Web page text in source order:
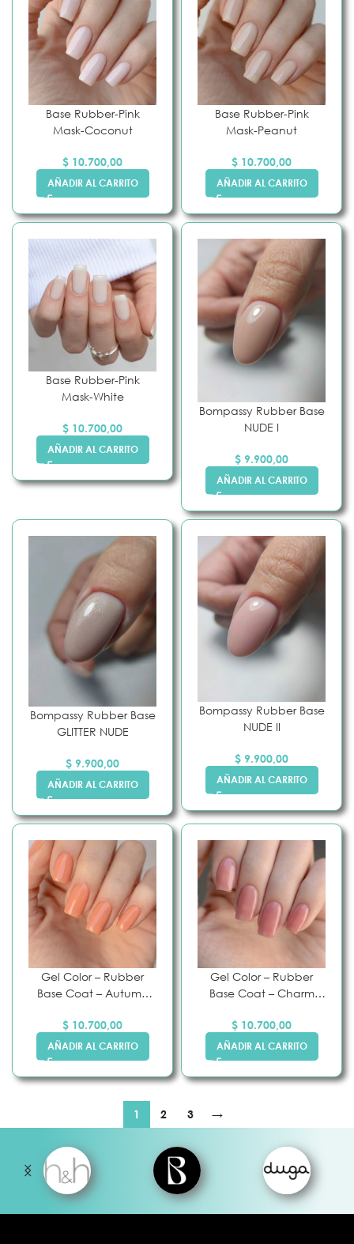
Base Rubber-Pink
Mask-Coconut
$ 10.700,00
AÑADIR AL CARRITO
Base Rubber-Pink
Mask-Peanut
$ 10.700,00
AÑADIR AL CARRITO
Base Rubber-Pink
Mask-White
$ 10.700,00
AÑADIR AL CARRITO
Bompassy Rubber Base
NUDE I
$ 9.900,00
AÑADIR AL CARRITO
Bompassy Rubber Base
GLITTER NUDE
$ 9.900,00
AÑADIR AL CARRITO
Bompassy Rubber Base
NUDE II
$ 9.900,00
AÑADIR AL CARRITO
Gel Color – Rubber
Base Coat – Autumn
$ 10.700,00
AÑADIR AL CARRITO
Gel Color – Rubber
Base Coat – Charm
$ 10.700,00
AÑADIR AL CARRITO
1 2 3 →